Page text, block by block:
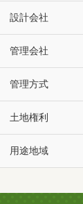
設計会社
管理会社
管理方式
土地権利
用途地域